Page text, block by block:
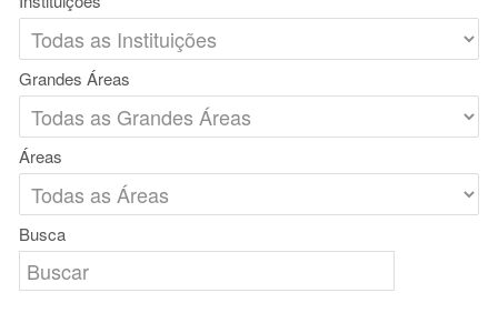
Grandes Áreas
Áreas
Busca